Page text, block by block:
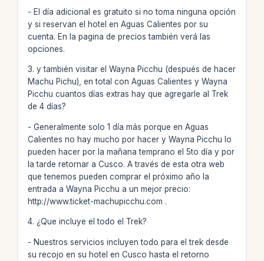
- El día adicional es gratuito si no toma ninguna opción
y si reservan el hotel en Aguas Calientes por su
cuenta. En la pagina de precios también verá las
opciones.
3. y también visitar el Wayna Picchu (después de hacer
Machu Pichu), en total con Aguas Calientes y Wayna
Picchu cuantos días extras hay que agregarle al Trek
de 4 días?
- Generalmente solo 1 día más porque en Aguas
Calientes no hay mucho por hacer y Wayna Picchu lo
pueden hacer por la mañana temprano el 5to día y por
la tarde retornar a Cusco. A través de esta otra web
que tenemos pueden comprar el próximo año la
entrada a Wayna Picchu a un mejor precio:
http://www.ticket-machupicchu.com .
4. ¿Que incluye el todo el Trek?
- Nuestros servicios incluyen todo para el trek desde
su recojo en su hotel en Cusco hasta el retorno